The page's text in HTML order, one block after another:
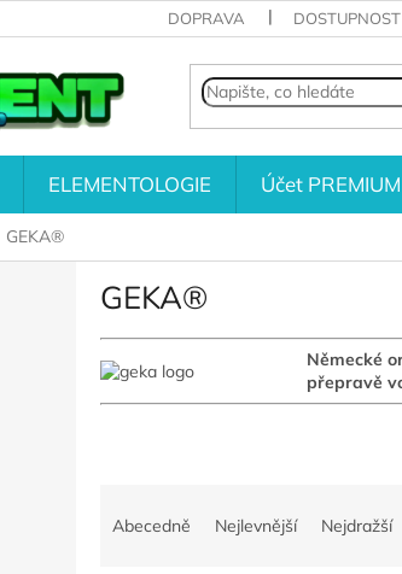
DOPRAVA
ELEMENTOLOGIE Účet PREMIUM
GEKA®
GEKA®
Německé
přepravě
Abecedně Nejlevnější Nejdražší